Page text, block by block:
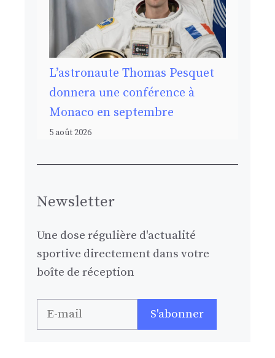
L’astronaute Thomas Pesquet
donnera une conférence à
Monaco en septembre
5 août 2026
Newsletter
Une dose régulière d'actualité
sportive directement dans votre
boîte de réception